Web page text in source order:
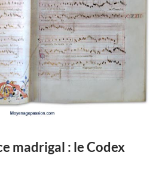
madrigal : le Codex